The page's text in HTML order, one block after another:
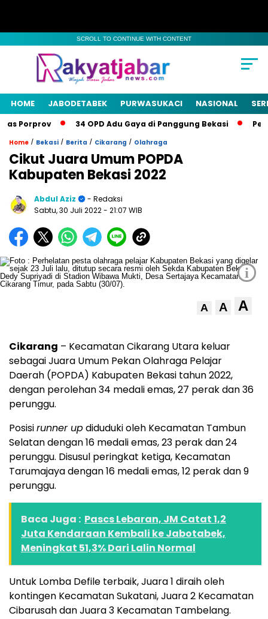
SCROLL TO CONTINUE WITH CONTENT
HOME JABODETABEK PURWASUKACI NASIONAL
Porprov 34 OPD Adu Gaya di Panggung Bekasi
Home / Bekasi / Berita / Cikarang / Olahraga
Cikut Juara Umum POPDA
Kabupaten Bekasi 2022
Abdul Aziz
- Redaksi
Sabtu, 30 Juli 2022- 21:07 WIB
i
A A A
Cikarang – Kecamatan Cikarang Utara keluar
sebagai Juara Umum Pekan Olahraga Pelajar
Daerah (POPDA) Kabupaten Bekasi tahun 2022,
dengan perolehan 34 medali emas, 27 perak dan 36
perunggu.
Posisirunner updiduduki oleh Kecamatan Tambun
Selatan dengan 16 medali emas, 23 perak dan 24
perunggu. Disusul peringkat ketiga, Kecamatan
Tarumajaya dengan 16 medali emas, 12 perak dan 9
perunggu.
Baca Juga : Pascs Lebaran, JM Catat 1,2
Juta Kendaraan Kembali ke Jabotabek,
Meningkat 51,3% Dari Lalin Normal
Untuk Lomba Defile terbaik, Juara 1 diraih oleh
kontingen Kecamatan Sukatani, Juara 2 Kecamatan
Cibarusah dan Juara 3 Kecamatan Tambelang.